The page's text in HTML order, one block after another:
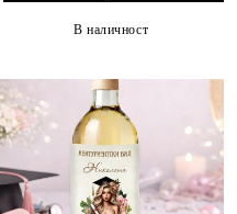
В наличност